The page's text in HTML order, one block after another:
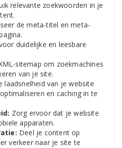
relevante zoekwoorden in je
de meta-titel en meta-
duidelijke en leesbare
sitemap om zoekmachines
van je site.
laadsnelheid van je website
en caching in te
Zorg ervoor dat je website
apparaten.
Deel je content op
verkeer naar je site te